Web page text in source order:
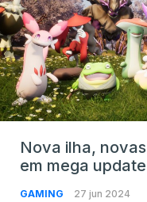
Nova ilha,
em mega
GAMING 27 jun 2024